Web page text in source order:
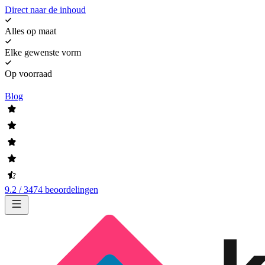
Direct naar de inhoud
Alles op maat
Elke gewenste vorm
Op voorraad
Blog
9.2 / 3474 beoordelingen